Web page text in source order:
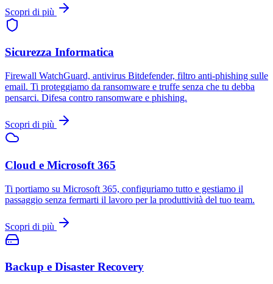
Scopri di più
Sicurezza Informatica
Firewall WatchGuard, antivirus Bitdefender, filtro anti-phishing sulle
email. Ti proteggiamo da ransomware e truffe senza che tu debba
pensarci. Difesa contro ransomware e phishing.
Scopri di più
Cloud e Microsoft 365
Ti portiamo su Microsoft 365, configuriamo tutto e gestiamo il
passaggio senza fermarti il lavoro per la produttività del tuo team.
Scopri di più
Backup e Disaster Recovery